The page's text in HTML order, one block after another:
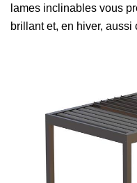
lames inclinables vous
brillant et, en hiver,